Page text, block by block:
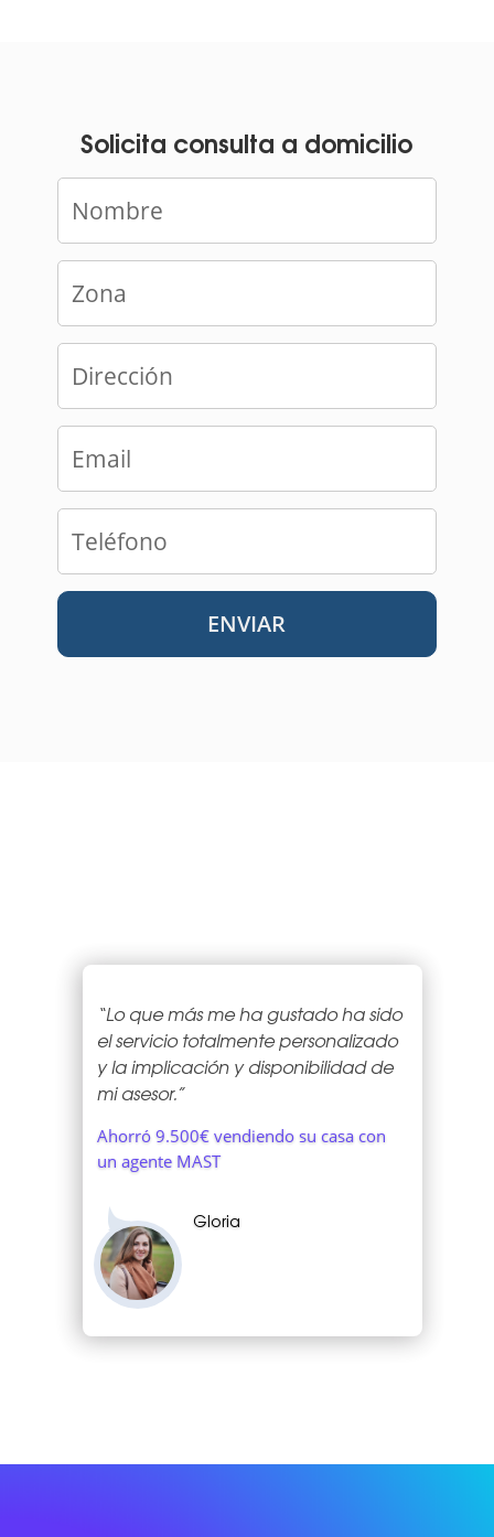
Solicita consulta a domicilio
“Lo que más me ha gustado ha sido
el servicio totalmente personalizado
y la implicación y disponibilidad de
mi asesor.”
Ahorró 9.500€ vendiendo su casa con
un agente MAST
Gloria